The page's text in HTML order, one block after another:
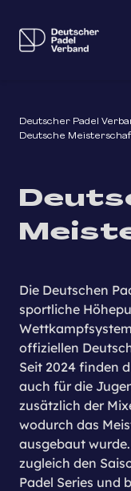
Deutscher Padel
Deutsche
Die Deutschen
sportliche
offiziellen
Seit 2024 finden
auch für die
zusätzlich der
wodurch das
ausgebaut
zugleich den
Padel Series und